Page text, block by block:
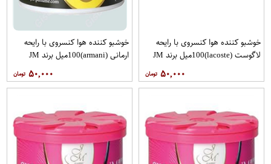
خوشبو کننده هوا کنسروی با رایحه
لاگوست (lacoste)100میل برند JM
۵۰,۰۰۰
خوشبو کننده هوا کنسروی با رایحه
ارمانی (armani)100میل برند JM
۵۰,۰۰۰